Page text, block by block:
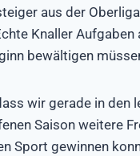
aus der
Knaller Aufgaben
bewältigen
wir gerade in den
Saison weitere
Sport gewinnen